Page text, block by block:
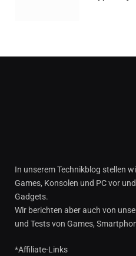
In unserem Technikblog stellen
Games, Konsolen und PC vor
Gadgets.
Wir berichten aber auch von
und Tests von Games,
*Affiliate-Links